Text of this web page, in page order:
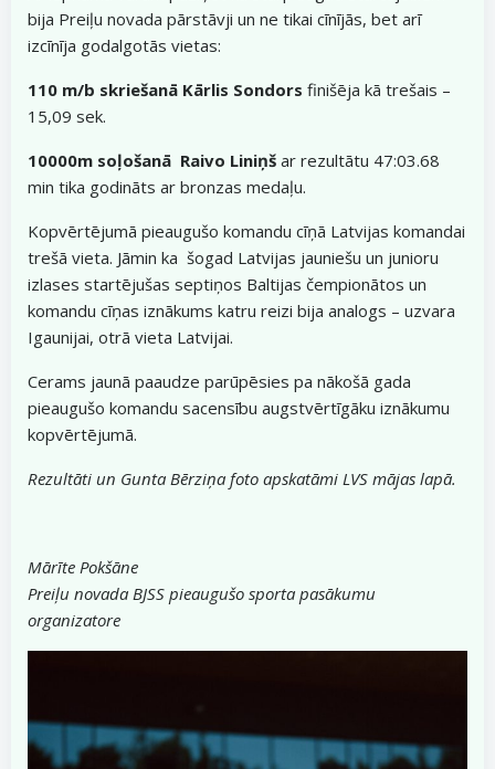
bija Preiļu novada pārstāvji un ne tikai cīnījās, bet arī
izcīnīja godalgotās vietas:
110 m/b skriešanā Kārlis Sondors finišēja kā trešais –
15,09 sek.
10000m soļošanā Raivo Liniņš ar rezultātu 47:03.68
min tika godināts ar bronzas medaļu.
Kopvērtējumā pieaugušo komandu cīņā Latvijas komandai
trešā vieta. Jāmin ka šogad Latvijas jauniešu un junioru
izlases startējušas septiņos Baltijas čempionātos un
komandu cīņas iznākums katru reizi bija analogs – uzvara
Igaunijai, otrā vieta Latvijai.
Cerams jaunā paaudze parūpēsies pa nākošā gada
pieaugušo komandu sacensību augstvērtīgāku iznākumu
kopvērtējumā.
Rezultāti un Gunta Bērziņa foto apskatāmi LVS mājas lapā.
Mārīte Pokšāne
Preiļu novada BJSS pieaugušo sporta pasākumu
organizatore